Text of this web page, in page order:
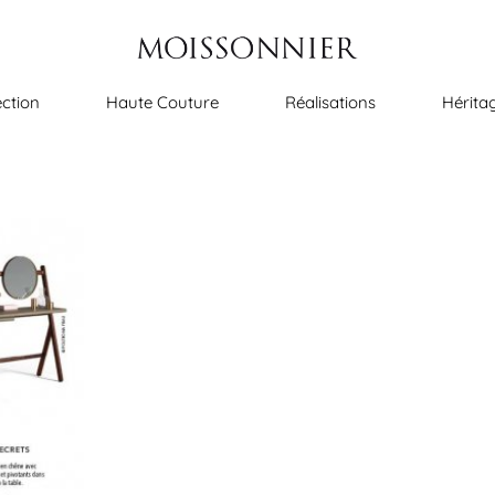
Haute Couture Réalisations